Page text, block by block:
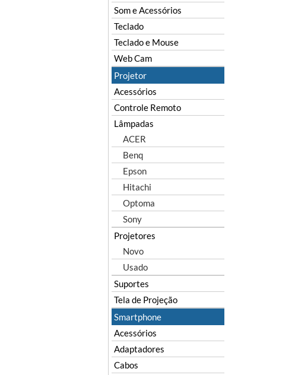
Som e Acessórios
Teclado
Teclado e Mouse
Web Cam
Projetor
Acessórios
Controle Remoto
Lâmpadas
ACER
Benq
Epson
Hitachi
Optoma
Sony
Projetores
Novo
Usado
Suportes
Tela de Projeção
Smartphone
Acessórios
Adaptadores
Cabos